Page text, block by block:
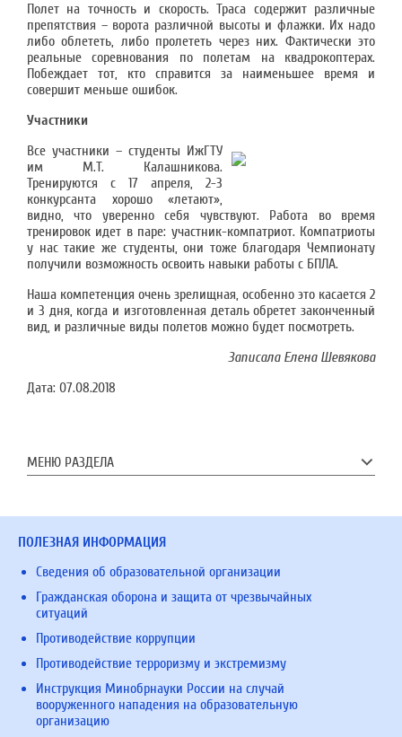
Полет на точность и скорость. Траса содержит различные
препятствия – ворота различной высоты и флажки. Их надо
либо облететь, либо пролететь через них. Фактически это
реальные соревнования по полетам на квадрокоптерах.
Побеждает тот, кто справится за наименьшее время и
совершит меньше ошибок.
Участники
Все участники – студенты ИжГТУ
им М.Т. Калашникова.
Тренируются с 17 апреля, 2-3
конкурсанта хорошо «летают»,
видно, что уверенно себя чувствуют. Работа во время
тренировок идет в паре: участник-компатриот. Компатриоты
у нас такие же студенты, они тоже благодаря Чемпионату
получили возможность освоить навыки работы с БПЛА.
Наша компетенция очень зрелищная, особенно это касается 2
и 3 дня, когда и изготовленная деталь обретет законченный
вид, и различные виды полетов можно будет посмотреть.
Записала Елена Шевякова
Дата: 07.08.2018
МЕНЮ РАЗДЕЛА
ПОЛЕЗНАЯ ИНФОРМАЦИЯ
Сведения об образовательной организации
Гражданская оборона и защита от чрезвычайных
ситуаций
Противодействие коррупции
Противодействие терроризму и экстремизму
Инструкция Минобрнауки России на случай
вооруженного нападения на образовательную
организацию